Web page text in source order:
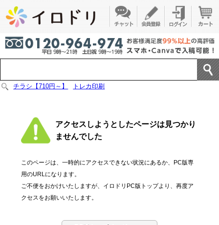
チラシ【710円～】 トレカ印刷
アクセスしようとしたページは見つかり
ませんでした
このページは、一時的にアクセスできない状況にあるか、PC版専
用のURLになります。
ご不便をおかけいたしますが、イロドリPC版トップより、再度ア
クセスをお願いいたします。